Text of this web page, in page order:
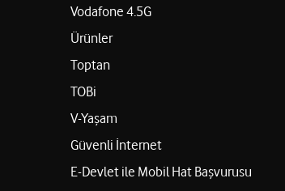
Vodafone 4.5G
Ürünler
Toptan
TOBi
V-Yaşam
Güvenli İnternet
E-Devlet ile Mobil Hat Başvurusu